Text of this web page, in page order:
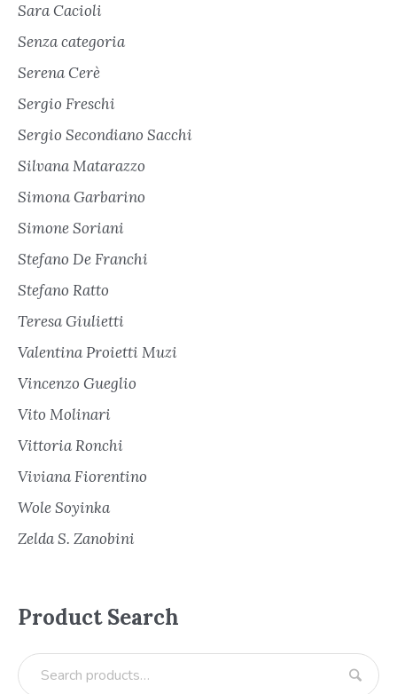
Sara Cacioli
Senza categoria
Serena Cerè
Sergio Freschi
Sergio Secondiano Sacchi
Silvana Matarazzo
Simona Garbarino
Simone Soriani
Stefano De Franchi
Stefano Ratto
Teresa Giulietti
Valentina Proietti Muzi
Vincenzo Gueglio
Vito Molinari
Vittoria Ronchi
Viviana Fiorentino
Wole Soyinka
Zelda S. Zanobini
Product Search